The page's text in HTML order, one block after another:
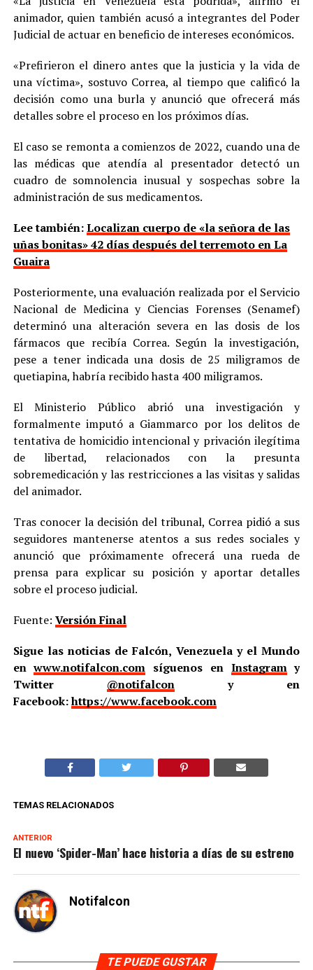
animador, quien también acusó a integrantes del Poder
Judicial de actuar en beneficio de intereses económicos.
«Prefirieron el dinero antes que la justicia y la vida de
una víctima», sostuvo Correa, al tiempo que calificó la
decisión como una burla y anunció que ofrecerá más
detalles sobre el proceso en los próximos días.
El caso se remonta a comienzos de 2022, cuando una de
las médicas que atendía al presentador detectó un
cuadro de somnolencia inusual y sospechas sobre la
administración de sus medicamentos.
Lee también:Localizan cuerpo de «la señora de las
uñas bonitas» 42 días después del terremoto en La
Guaira
Posteriormente, una evaluación realizada por el Servicio
Nacional de Medicina y Ciencias Forenses (Senamef)
determinó una alteración severa en las dosis de los
fármacos que recibía Correa. Según la investigación,
pese a tener indicada una dosis de 25 miligramos de
quetiapina, habría recibido hasta 400 miligramos.
El Ministerio Público abrió una investigación y
formalmente imputó a Giammarco por los delitos de
tentativa de homicidio intencional y privación ilegítima
de libertad, relacionados con la presunta
sobremedicación y las restricciones a las visitas y salidas
del animador.
Tras conocer la decisión del tribunal, Correa pidió a sus
seguidores mantenerse atentos a sus redes sociales y
anunció que próximamente ofrecerá una rueda de
prensa para explicar su posición y aportar detalles
sobre el proceso judicial.
Fuente: Versión Final
Sigue las noticias de Falcón, Venezuela y el Mundo
enwww.notifalcon.com síguenos en Instagramy
Twitter @notifalcony en
Facebook:https://www.facebook.com
TEMAS RELACIONADOS
ANTERIOR
El nuevo ‘Spider-Man’ hace historia a días de su estreno
Notifalcon
TE PUEDE GUSTAR